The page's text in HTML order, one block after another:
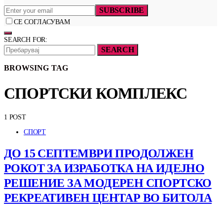
SUBSCRIBE
СЕ СОГЛАСУВАМ
SEARCH FOR:
SEARCH
BROWSING TAG
СПОРТСКИ КОМПЛЕКС
1 POST
СПОРТ
ДО 15 СЕПТЕМВРИ ПРОДОЛЖЕН
РОКОТ ЗА ИЗРАБОТКА НА ИДЕЈНО
РЕШЕНИЕ ЗА МОДЕРЕН СПОРТСКО
РЕКРЕАТИВЕН ЦЕНТАР ВО БИТОЛА